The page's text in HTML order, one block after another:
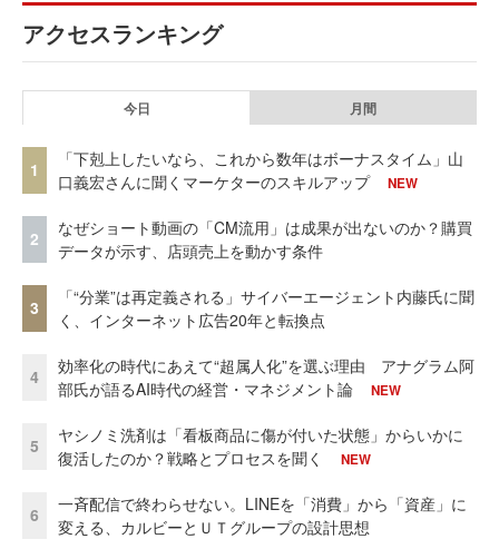
アクセスランキング
今日 月間
1
「下剋上したいなら、これから数年はボーナスタイム」山
口義宏さんに聞くマーケターのスキルアップ
NEW
2
なぜショート動画の「CM流用」は成果が出ないのか？購買
データが示す、店頭売上を動かす条件
3
「“分業”は再定義される」サイバーエージェント内藤氏に聞
く、インターネット広告20年と転換点
4
効率化の時代にあえて“超属人化”を選ぶ理由 アナグラム阿
部氏が語るAI時代の経営・マネジメント論
NEW
5
ヤシノミ洗剤は「看板商品に傷が付いた状態」からいかに
復活したのか？戦略とプロセスを聞く
NEW
6
一斉配信で終わらせない。LINEを「消費」から「資産」に
変える、カルビーとＵＴグループの設計思想